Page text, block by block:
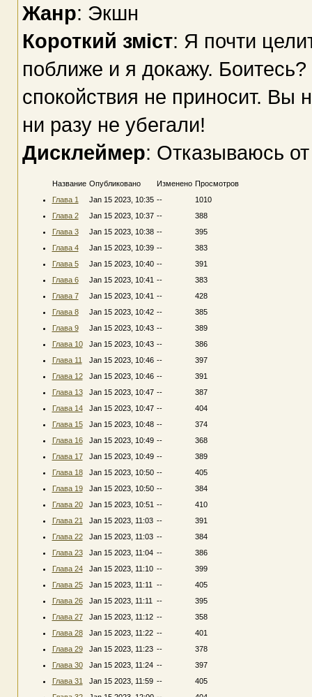
Жанр: Экшн
Короткий зміст: Я почти
поближе и я докажу.
спокойствия не приносит. Вы
ни разу не убегали!
Дисклеймер: Отказываюсь
Название Опубликовано Изменено Просмотров
Глава 1
Jan 15 2023, 10:35 --
1010
Глава 2
Jan 15 2023, 10:37 --
388
Глава 3
Jan 15 2023, 10:38 --
395
Глава 4
Jan 15 2023, 10:39 --
383
Глава 5
Jan 15 2023, 10:40 --
391
Глава 6
Jan 15 2023, 10:41 --
383
Глава 7
Jan 15 2023, 10:41 --
428
Глава 8
Jan 15 2023, 10:42 --
385
Глава 9
Jan 15 2023, 10:43 --
389
Глава 10
Jan 15 2023, 10:43 --
386
Глава 11
Jan 15 2023, 10:46 --
397
Глава 12
Jan 15 2023, 10:46 --
391
Глава 13
Jan 15 2023, 10:47 --
387
Глава 14
Jan 15 2023, 10:47 --
404
Глава 15
Jan 15 2023, 10:48 --
374
Глава 16
Jan 15 2023, 10:49 --
368
Глава 17
Jan 15 2023, 10:49 --
389
Глава 18
Jan 15 2023, 10:50 --
405
Глава 19
Jan 15 2023, 10:50 --
384
Глава 20
Jan 15 2023, 10:51 --
410
Глава 21
Jan 15 2023, 11:03 --
391
Глава 22
Jan 15 2023, 11:03 --
384
Глава 23
Jan 15 2023, 11:04 --
386
Глава 24
Jan 15 2023, 11:10 --
399
Глава 25
Jan 15 2023, 11:11 --
405
Глава 26
Jan 15 2023, 11:11 --
395
Глава 27
Jan 15 2023, 11:12 --
358
Глава 28
Jan 15 2023, 11:22 --
401
Глава 29
Jan 15 2023, 11:23 --
378
Глава 30
Jan 15 2023, 11:24 --
397
Глава 31
Jan 15 2023, 11:59 --
405